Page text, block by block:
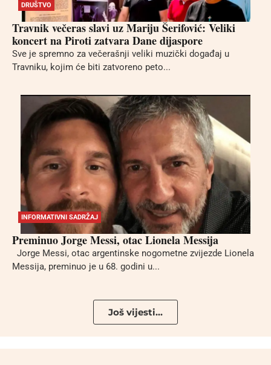
DRUŠTVO
Travnik večeras slavi uz Mariju Šerifović: Veliki
koncert na Piroti zatvara Dane dijaspore
Sve je spremno za večerašnji veliki muzički događaj u
Travniku, kojim će biti zatvoreno peto...
INFORMATIVNI SADRŽAJ
Preminuo Jorge Messi, otac Lionela Messija
Jorge Messi, otac argentinske nogometne zvijezde Lionela
Messija, preminuo je u 68. godini u...
Još vijesti...